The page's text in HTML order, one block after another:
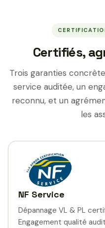
Certifiés,
Trois garanties
service auditée, un
reconnu, et un
les
NF Service
Dépannage VL & PL
Engagement qualité